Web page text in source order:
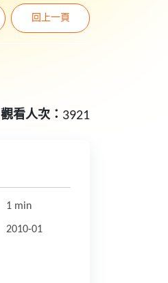
回上一頁
觀看人次： 3921
1 min
2010-01